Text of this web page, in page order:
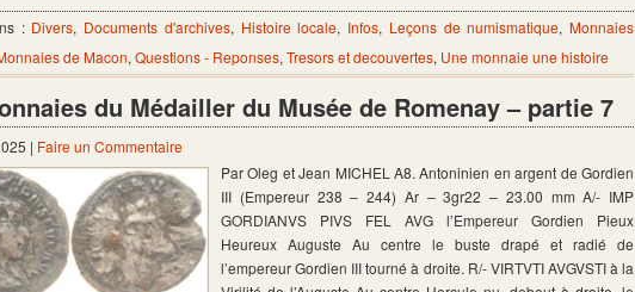
: Divers, Documents d'archives, Histoire locale, Infos, Leçons de numismatique, Monnaies
de Macon, Questions - Reponses, Tresors et decouvertes, Une monnaie une histoire
du Médailler du Musée de Romenay – partie 7
| Faire un Commentaire
Par Oleg et Jean MICHEL A8. Antoninien en argent de Gordien
III (Empereur 238 – 244) Ar – 3gr22 – 23.00 mm A/- IMP
GORDIANVS PIVS FEL AVG l’Empereur Gordien Pieux
Heureux Auguste Au centre le buste drapé et radié de
l’empereur Gordien III tourné à droite. R/- VIRTVTI AVGVSTI à la